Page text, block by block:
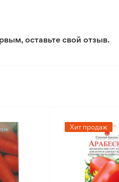
оставьте свой отзыв.
Хит продаж